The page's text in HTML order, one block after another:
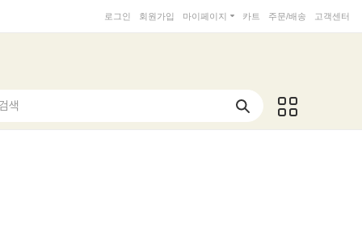
로그인 회원가입 마이페이지 카트 주문/배송 고객센터
색